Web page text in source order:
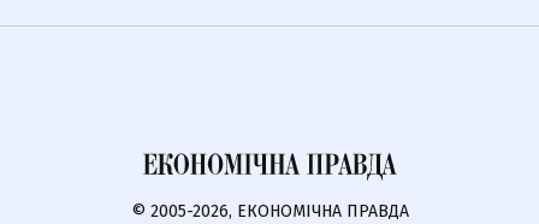
© 2005-2026, ЕКОНОМІЧНА ПРАВДА